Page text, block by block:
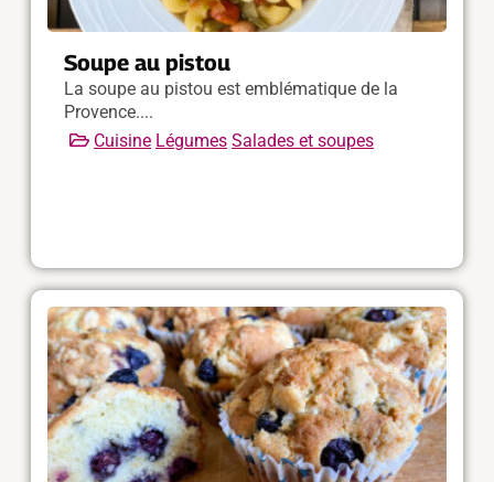
Soupe au pistou
La soupe au pistou est emblématique de la
Provence....
Cuisine Légumes Salades et soupes